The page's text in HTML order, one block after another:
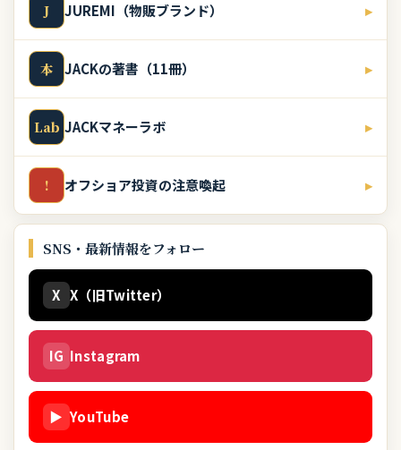
J JUREMI（物販ブランド） ▸
本 JACKの著書（11冊） ▸
Lab JACKマネーラボ ▸
! オフショア投資の注意喚起 ▸
SNS・最新情報をフォロー
X X（旧Twitter）
IG Instagram
▶ YouTube